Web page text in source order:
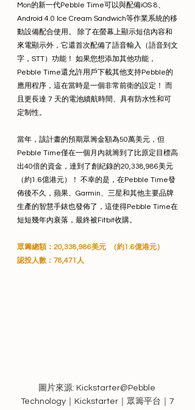
Mon的新一代Pebble Time可以與配備iOS 8、
Android 4.0 Ice Cream Sandwich等作業系統的移
動設備配合使用。 除了在螢幕上顯示短信內容和
來電顯示外，它還首次配備了語音輸入（語音到文
字，STT）功能！ 如果您想添加其他功能，
Pebble Time還允許用戶下載其他支持Pebble的
應用程序，這在當時是一個非常前衛的設定！ 而
且更長達 7 天的電池續航時間、具有防水性和可
定制性。
當年，該計畫的預期眾籌金額為50萬美元，但
Pebble Time僅在一個月內就籌到了比原定目標高
出40倍的資金，達到了創紀錄的20,338,986美元
（約1.6億港元）！ 不幸的是，在Pebble Time發
佈後不久，蘋果、Garmin、三星和其他主要品牌
生產的智慧手錶也發佈了，這使得Pebble Time在
短短幾年內衰落，最終被Fitbit收購。
眾籌總額：20,338,986美元  （約1.6億港元）
認投人數：78,471人
圖片來源: Kickstarter@Pebble
Technology｜Kickstarter｜眾籌平台｜7